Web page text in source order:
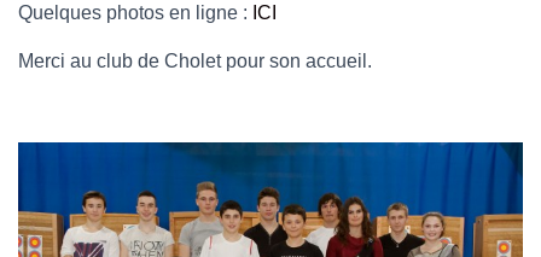
Quelques photos en ligne : ICI
Merci au club de Cholet pour son accueil.